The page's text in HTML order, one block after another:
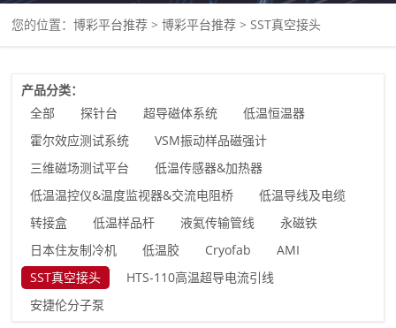
您的位置：博彩平台推荐 >博彩平台推荐 >SST真空接头
产品分类：
全部
探针台 超导磁体系统
低温恒温器
霍尔效应测试系统
VSM振动样品磁强计
三维磁场测试平台
低温传感器&加热器
低温温控仪&温度监视器&交流电阻桥
低温导线及电缆
转接盒
低温样品杆 液氦传输管线
永磁铁
日本住友制冷机
低温胶 Cryofab
AMI
SST真空接头
HTS-110高温超导电流引线
安捷伦分子泵